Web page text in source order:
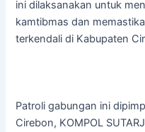
ini dilaksanakan untuk
kamtibmas dan
terkendali di Kabupaten
Patroli gabungan ini
Cirebon, KOMPOL